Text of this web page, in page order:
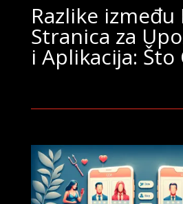
Razlike između
Stranica za
i Aplikacija: